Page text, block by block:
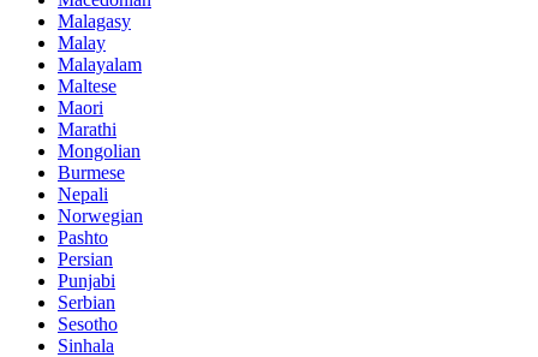
Malagasy
Malay
Malayalam
Maltese
Maori
Marathi
Mongolian
Burmese
Nepali
Norwegian
Pashto
Persian
Punjabi
Serbian
Sesotho
Sinhala